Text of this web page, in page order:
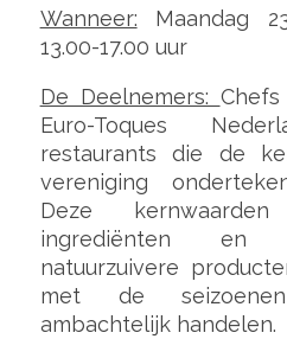
Wanneer: Maandag
13.00-17.00 uur
De Deelnemers:
Euro-Toques
restaurants die de
vereniging
Deze
ingrediënten en
natuurzuivere
met de
ambachtelijk handelen.